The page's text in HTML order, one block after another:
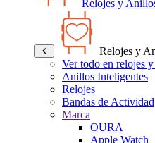
Relojes y
Relojes y
Ver todo en relojes
Anillos Inteligentes
Relojes
Bandas de Actividad
Marca
OURA
Apple Watch